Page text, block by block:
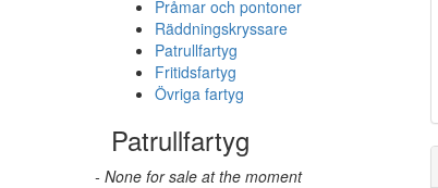
Pråmar och pontoner
Räddningskryssare
Patrullfartyg
Fritidsfartyg
Övriga fartyg
Patrullfartyg
- None for sale at the moment